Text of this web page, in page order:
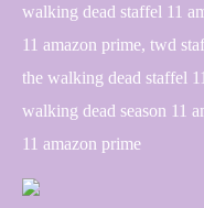
walking dead staffel 11
11 amazon prime, twd
the walking dead staffel
walking dead season 11
11 amazon prime